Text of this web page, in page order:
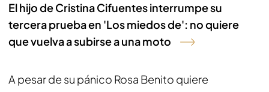
El hijo de Cristina Cifuentes interrumpe su
tercera prueba en 'Los miedos de': no quiere
que vuelva a subirse a una moto
A pesar de su pánico Rosa Benito quiere